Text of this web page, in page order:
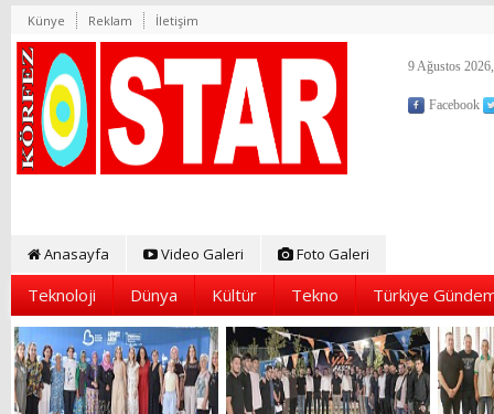
Künye Reklam İletişim
9 Ağustos
Facebook
Anasayfa Video Galeri Foto Galeri
Teknoloji Dünya Kültür Tekno Türkiye